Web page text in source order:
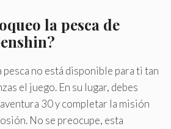
la pesca de
pesca no está disponible para ti tan
el juego. En su lugar, debes
30 y completar la misión
No se preocupe, esta